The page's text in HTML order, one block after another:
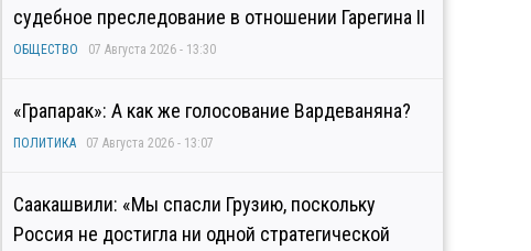
судебное преследование в отношении Гарегина II
ОБЩЕСТВО 07 Августа 2026 - 13:30
«Грапарак»: А как же голосование Вардеваняна?
ПОЛИТИКА 07 Августа 2026 - 13:07
Саакашвили: «Мы спасли Грузию, поскольку
Россия не достигла ни одной стратегической